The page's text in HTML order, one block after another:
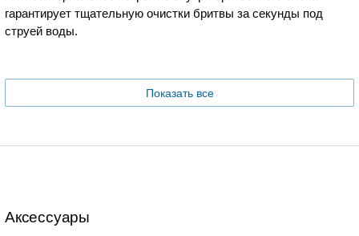
гарантирует тщательную очистки бритвы за секунды под
струей воды.
Показать все
Аксессуары